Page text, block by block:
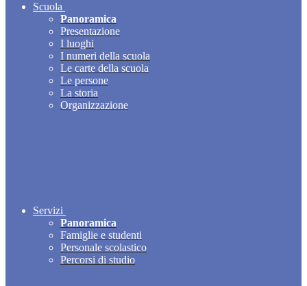
Scuola
Panoramica
Presentazione
I luoghi
I numeri della scuola
Le carte della scuola
Le persone
La storia
Organizzazione
Servizi
Panoramica
Famiglie e studenti
Personale scolastico
Percorsi di studio